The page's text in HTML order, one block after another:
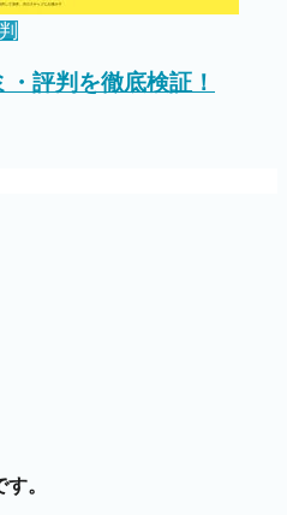
評判を徹底検証！
。